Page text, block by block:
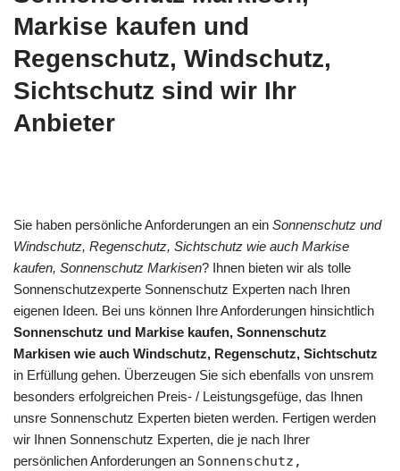
Markise kaufen und
Regenschutz, Windschutz,
Sichtschutz sind wir Ihr
Anbieter
Sie haben persönliche Anforderungen an ein Sonnenschutz und
Windschutz, Regenschutz, Sichtschutz wie auch Markise
kaufen, Sonnenschutz Markisen? Ihnen bieten wir als tolle
Sonnenschutzexperte Sonnenschutz Experten nach Ihren
eigenen Ideen. Bei uns können Ihre Anforderungen hinsichtlich
Sonnenschutz und Markise kaufen, Sonnenschutz
Markisen wie auch Windschutz, Regenschutz, Sichtschutz
in Erfüllung gehen. Überzeugen Sie sich ebenfalls von unsrem
besonders erfolgreichen Preis- / Leistungsgefüge, das Ihnen
unsre Sonnenschutz Experten bieten werden. Fertigen werden
wir Ihnen Sonnenschutz Experten, die je nach Ihrer
persönlichen Anforderungen an Sonnenschutz,